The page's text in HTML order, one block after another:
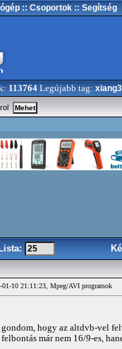
:: Csoportok :: Segítség
113764 Legújabb tag:
Lista:
10 21:11:23, Mpeg/AVI programok
gondom, hogy az altdvb-vel
már nem 16/9-es,